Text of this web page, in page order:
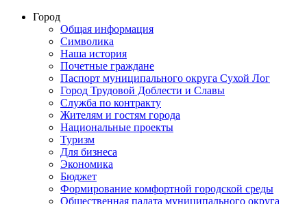
Город
Общая информация
Символика
Наша история
Почетные граждане
Паспорт муниципального округа Сухой Лог
Город Трудовой Доблести и Славы
Служба по контракту
Жителям и гостям города
Национальные проекты
Туризм
Для бизнеса
Экономика
Бюджет
Формирование комфортной городской среды
Общественная палата муниципального округа